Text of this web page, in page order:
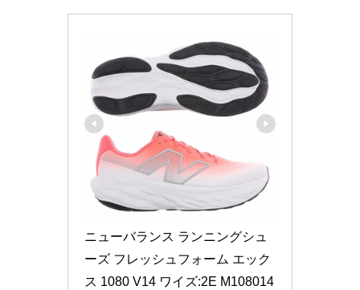
ニューバランス ランニングシュ
ーズ フレッシュフォーム エック
ス 1080 V14 ワイズ:2E M108014